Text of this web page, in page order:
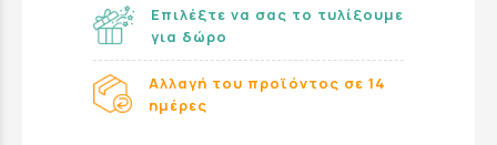
Επιλέξτε να σας το τυλίξουμε
για δώρο
Αλλαγή του προϊόντος σε 14
ημέρες